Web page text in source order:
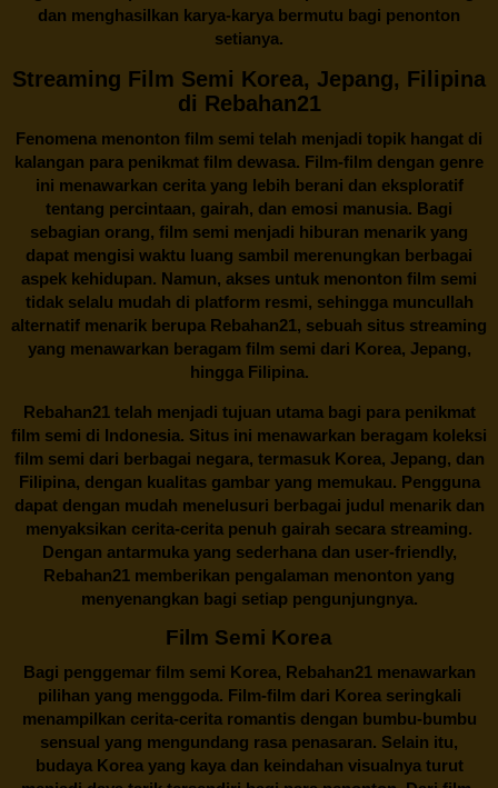
dan menghasilkan karya-karya bermutu bagi penonton
setianya.
Streaming Film Semi Korea, Jepang, Filipina
di Rebahan21
Fenomena menonton film semi telah menjadi topik hangat di
kalangan para penikmat film dewasa. Film-film dengan genre
ini menawarkan cerita yang lebih berani dan eksploratif
tentang percintaan, gairah, dan emosi manusia. Bagi
sebagian orang, film semi menjadi hiburan menarik yang
dapat mengisi waktu luang sambil merenungkan berbagai
aspek kehidupan. Namun, akses untuk menonton film semi
tidak selalu mudah di platform resmi, sehingga muncullah
alternatif menarik berupa Rebahan21, sebuah situs streaming
yang menawarkan beragam film semi dari Korea, Jepang,
hingga Filipina.
Rebahan21telah menjadi tujuan utama bagi para penikmat
film semi di Indonesia. Situs ini menawarkan beragam koleksi
film semi dari berbagai negara, termasuk Korea, Jepang, dan
Filipina, dengan kualitas gambar yang memukau. Pengguna
dapat dengan mudah menelusuri berbagai judul menarik dan
menyaksikan cerita-cerita penuh gairah secara streaming.
Dengan antarmuka yang sederhana dan user-friendly,
Rebahan21 memberikan pengalaman menonton yang
menyenangkan bagi setiap pengunjungnya.
Film Semi Korea
Bagi penggemar film semi Korea, Rebahan21menawarkan
pilihan yang menggoda. Film-film dari Korea seringkali
menampilkan cerita-cerita romantis dengan bumbu-bumbu
sensual yang mengundang rasa penasaran. Selain itu,
budaya Korea yang kaya dan keindahan visualnya turut